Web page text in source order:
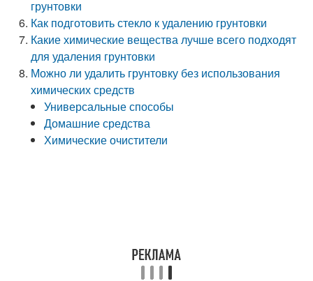
грунтовки
Как подготовить стекло к удалению грунтовки
Какие химические вещества лучше всего подходят
для удаления грунтовки
Можно ли удалить грунтовку без использования
химических средств
Универсальные способы
Домашние средства
Химические очистители